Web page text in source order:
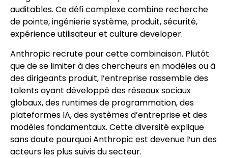
auditables. Ce défi complexe combine recherche
de pointe, ingénierie système, produit, sécurité,
expérience utilisateur et culture developer.
Anthropic recrute pour cette combinaison. Plutôt
que de se limiter à des chercheurs en modèles ou à
des dirigeants produit, l’entreprise rassemble des
talents ayant développé des réseaux sociaux
globaux, des runtimes de programmation, des
plateformes IA, des systèmes d’entreprise et des
modèles fondamentaux. Cette diversité explique
sans doute pourquoi Anthropic est devenue l’un des
acteurs les plus suivis du secteur.